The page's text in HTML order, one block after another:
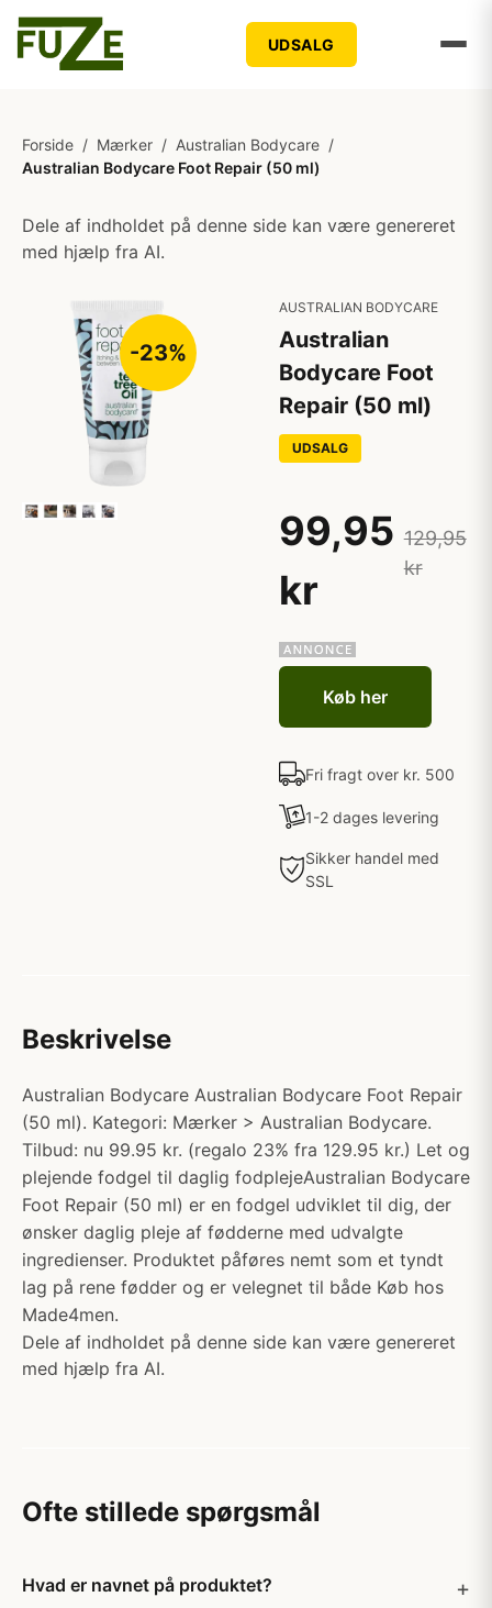
UDSALG
Forside / Mærker / Australian Bodycare /
Australian Bodycare Foot Repair (50 ml)
Dele af indholdet på denne side kan være genereret
med hjælp fra AI.
-23%
AUSTRALIAN BODYCARE
Australian
Bodycare Foot
Repair (50 ml)
UDSALG
99,95
kr
129,95
kr
Køb her
Fri fragt over kr. 500
1-2 dages levering
Sikker handel med
SSL
Beskrivelse
Australian Bodycare Australian Bodycare Foot Repair
(50 ml). Kategori: Mærker > Australian Bodycare.
Tilbud: nu 99.95 kr. (regalo 23% fra 129.95 kr.) Let og
plejende fodgel til daglig fodplejeAustralian Bodycare
Foot Repair (50 ml) er en fodgel udviklet til dig, der
ønsker daglig pleje af fødderne med udvalgte
ingredienser. Produktet påføres nemt som et tyndt
lag på rene fødder og er velegnet til både Køb hos
Made4men.
Dele af indholdet på denne side kan være genereret
med hjælp fra AI.
Ofte stillede spørgsmål
Hvad er navnet på produktet?